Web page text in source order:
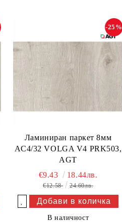
Ламиниран паркет 8мм
AC4/32 VOLGA V4 PRK503,
AGT
-25%
€9.43 18.44лв.
€12.58 24.60лв.
В наличност